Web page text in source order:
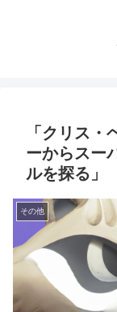
「クリス
ーからスー
ルを探る」
その他